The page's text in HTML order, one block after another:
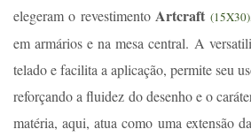
elegeram o revestimentoArtcraft
em armários e na mesa central. A
telado e facilita a aplicação, permite seu
reforçando a fluidez do desenho e o
matéria, aqui, atua como uma extensão